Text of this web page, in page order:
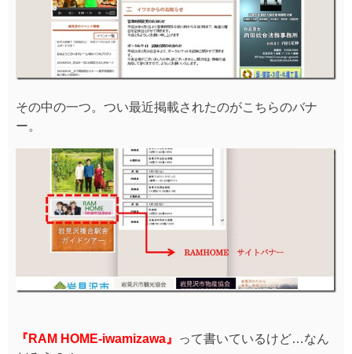
その中の一つ。つい最近掲載されたのがこちらのバナ
ー。
『RAM HOME-iwamizawa』
って書いているけど…なん